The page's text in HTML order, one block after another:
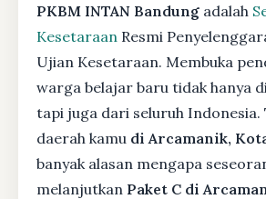
PKBM INTAN Bandung adalah
Kesetaraan Resmi
Ujian Kesetaraan. Membuka
warga belajar baru tidak hanya
tapi juga dari seluruh Indonesia.
daerah kamu di Arcamanik,
banyak alasan mengapa
melanjutkan Paket C di